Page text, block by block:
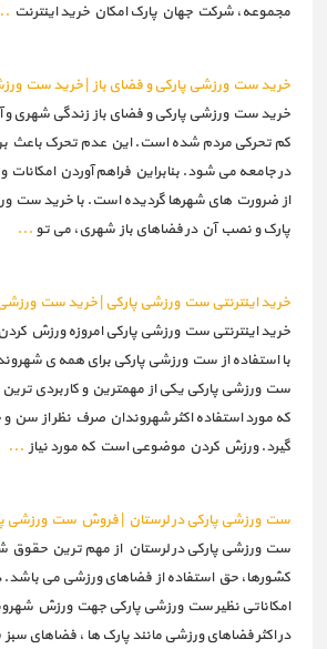
مجموعه، شرکت جهان پارک امکان خرید اینترنت
خرید ست ورزشی پارکی و فضای باز | خرید ست
خرید ست ورزشی پارکی و فضای باز زندگی شهری و
کم تحرکی مردم شده است. این عدم تحرک باعث
در جامعه می شود. بنابراین فراهم آوردن
از ضرورت های شهرها گردیده است. با خرید ست
پارک و نصب آن در فضاهای باز شهری، می تو ...
خرید اینترنتی ست ورزشی پارکی | خرید ست ورزشی
خرید اینترنتی ست ورزشی پارکی امروزه ورزش
با استفاده از ست ورزشی پارکی برای همه ی
ست ورزشی پارکی یکی از مهمترین و کاربردی
که مورد استفاده اکثر شهروندان صرف نظر از سن و
گیرد. ورزش کردن موضوعی است که مورد نیاز ...
ست ورزشی پارکی در لرستان | فروش ست ورزشی
ست ورزشی پارکی در لرستان از مهم ترین حقوق
کشورها، حق استفاده از فضاهای ورزشی می باشد.
امکاناتی نظیر ست ورزشی پارکی جهت ورزش
در اکثر فضاهای ورزشی مانند پارک ها ، فضاهای